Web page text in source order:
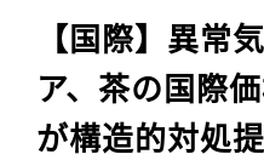
【国際】異常
ア、茶の国際
が構造的対処